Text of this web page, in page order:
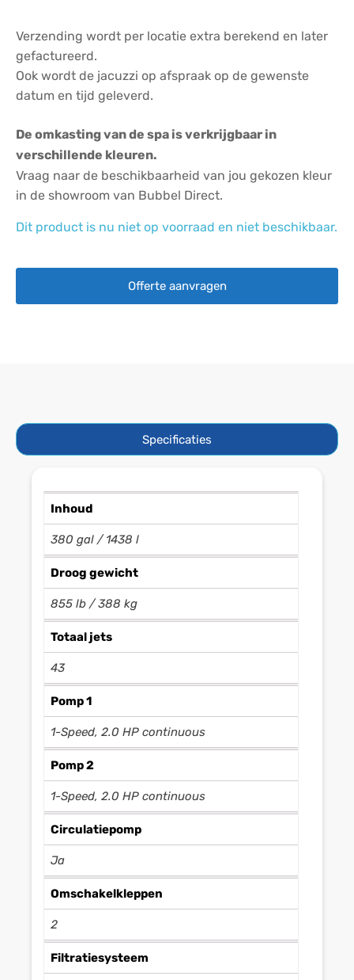
Verzending wordt per locatie extra berekend en later
gefactureerd.
Ook wordt de jacuzzi op afspraak op de gewenste
datum en tijd geleverd.
De omkasting van de spa is verkrijgbaar in
verschillende kleuren.
Vraag naar de beschikbaarheid van jou gekozen kleur
in de showroom van Bubbel Direct.
Dit product is nu niet op voorraad en niet beschikbaar.
Offerte aanvragen
Specificaties
Inhoud
380 gal / 1438 l
Droog gewicht
855 lb / 388 kg
Totaal jets
43
Pomp 1
1-Speed, 2.0 HP continuous
Pomp 2
1-Speed, 2.0 HP continuous
Circulatiepomp
Ja
Omschakelkleppen
2
Filtratiesysteem